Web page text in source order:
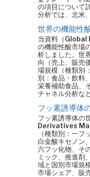
の項目について
分析では、北米
世界の機能性
当資料（
の機能性酸市場
析しました。世
向（売上、販売
場規模（種類別
別：食品・飲料
栄養補助食品、
チャネル分析な
フッ素誘導体
フッ素誘導体の
Derivatives
（種類別：一
白金酸キセノン
六​​フッ化物、そ
ミック、推進剤
域と国別市場規
市場シェア、販